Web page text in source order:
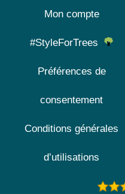
Mon compte
#StyleForTrees
Préférences de
consentement
Conditions générales
d’utilisations